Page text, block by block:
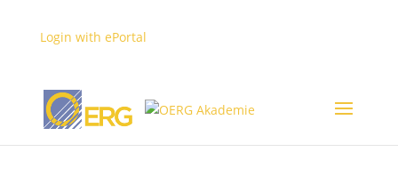
MyUserArea
Login with ePortal